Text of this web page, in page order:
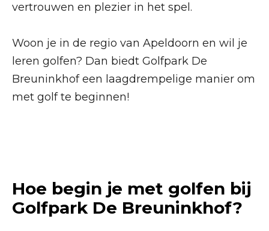
vertrouwen en plezier in het spel.
Woon je in de regio van Apeldoorn en wil je
leren golfen? Dan biedt Golfpark De
Breuninkhof een laagdrempelige manier om
met golf te beginnen!
Hoe begin je met golfen bij
Golfpark De Breuninkhof?